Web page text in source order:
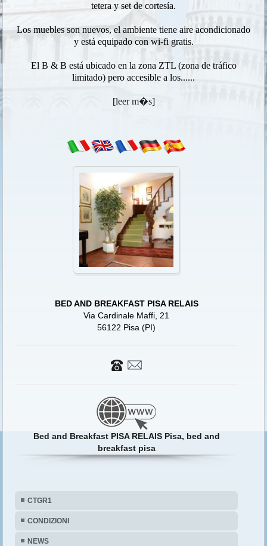
tetera y set de cortesía.
Los muebles son nuevos, el ambiente tiene aire acondicionado
y está equipado con wi-fi gratis.
El B & B está ubicado en la zona ZTL (zona de tráfico
limitado) pero accesible a los......
[leer m�s]
BED AND BREAKFAST PISA RELAIS
Via Cardinale Maffi, 21
56122 Pisa (PI)
Bed and Breakfast PISA RELAIS Pisa, bed and
breakfast pisa
CTGR1
CONDIZIONI
NEWS